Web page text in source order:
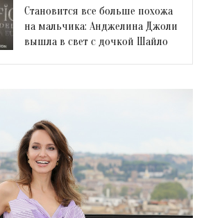
Становится все больше похожа
на мальчика: Анджелина Джоли
вышла в свет с дочкой Шайло